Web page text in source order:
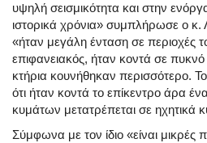
υψηλή σεισμικότητα και στην
ιστορικά χρόνια» συμπλήρωσε ο κ.
«ήταν μεγάλη ένταση σε περιοχές
επιφανειακός, ήταν κοντά σε πυκνό
κτήρια κουνήθηκαν περισσότερο.
ότι ήταν κοντά το επίκεντρο άρα
κυμάτων μετατρέπεται σε ηχητικά
Σύμφωνα με τον ίδιο «είναι μικρές